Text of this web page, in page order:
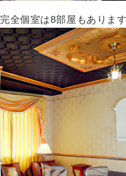
完全個室は8部屋もありま